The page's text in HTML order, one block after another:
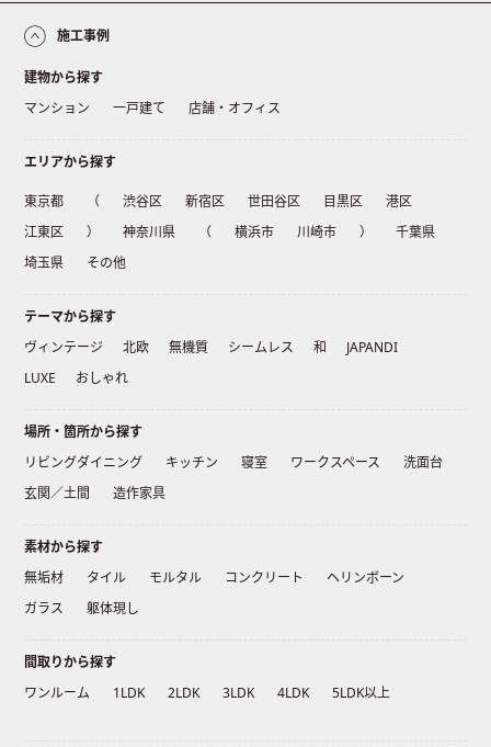
施工事例
建物から探す
マンション
一戸建て 店舗・オフィス
エリアから探す
東京都 （ 渋谷区 新宿区 世田谷区 目黒区
港区
江東区
） 神奈川県 （ 横浜市 川崎市 ）
千葉県
埼玉県
その他
テーマから探す
ヴィンテージ
北欧 無機質 シームレス 和
JAPANDI
LUXE
おしゃれ
場所・箇所から探す
リビングダイニング
キッチン 寝室 ワークスペース
洗面台
玄関／土間
造作家具
素材から探す
無垢材
タイル モルタル コンクリート
ヘリンボーン
ガラス
躯体現し
間取りから探す
ワンルーム
1LDK 2LDK 3LDK 4LDK 5LDK以上